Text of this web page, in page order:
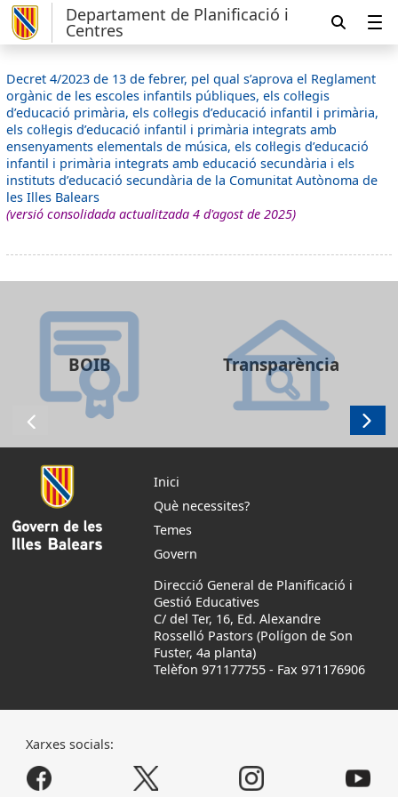
Departament de Planificació i
Centres
Decret 4/2023 de 13 de febrer, pel qual s’aprova el Reglament
orgànic de les escoles infantils públiques, els col·legis
d’educació primària, els col·legis d’educació infantil i primària,
els col·legis d’educació infantil i primària integrats amb
ensenyaments elementals de música, els col·legis d’educació
infantil i primària integrats amb educació secundària i els
instituts d’educació secundària de la Comunitat Autònoma de
les Illes Balears
(versió consolidada actualitzada 4 d'agost de 2025)
BOIB Transparència
Inici
Què necessites?
Temes
Govern
Direcció General de Planificació i
Gestió Educatives
C/ del Ter, 16, Ed. Alexandre
Rosselló Pastors (Polígon de Son
Fuster, 4a planta)
Telèfon 971177755 - Fax 971176906
Xarxes socials: